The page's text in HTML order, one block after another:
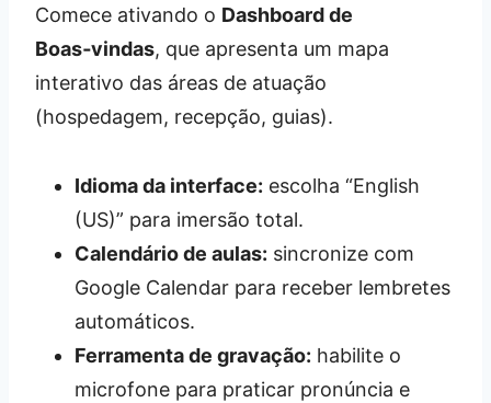
Comece ativando o Dashboard de
Boas‑vindas, que apresenta um mapa
interativo das áreas de atuação
(hospedagem, recepção, guias).
Idioma da interface: escolha “English
(US)” para imersão total.
Calendário de aulas: sincronize com
Google Calendar para receber lembretes
automáticos.
Ferramenta de gravação: habilite o
microfone para praticar pronúncia e